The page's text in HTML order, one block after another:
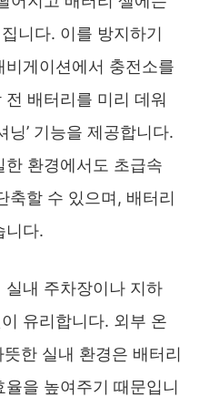
니다. 이를 방지하기
게이션에서 충전소를
배터리를 미리 데워
닝’ 기능을 제공합니다.
환경에서도 초급속
축할 수 있으며, 배터리
니다.
실내 주차장이나 지하
유리합니다. 외부 온
한 실내 환경은 배터리
을 높여주기 때문입니